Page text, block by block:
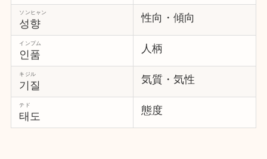
성향
ソンヒャン 性向・傾向
인품
インプム 人柄
기질
キジル 気質・気性
태도
テド 態度